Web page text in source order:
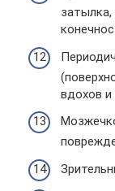
затылка,
вдохов